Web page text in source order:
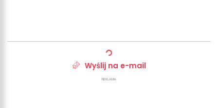
Wyślij na e-mail
REKLAMA